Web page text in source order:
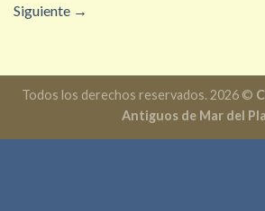
Siguiente →
Todos los derechos reservados. 2026 ©
Antiguos de Mar del